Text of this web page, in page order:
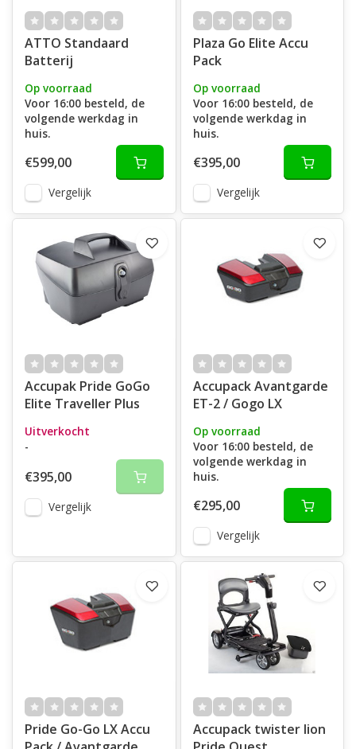
ATTO Standaard
Batterij
Op voorraad
Voor 16:00 besteld, de
volgende werkdag in
huis.
€599,00
Vergelijk
Plaza Go Elite Accu
Pack
Op voorraad
Voor 16:00 besteld, de
volgende werkdag in
huis.
€395,00
Vergelijk
Accupak Pride GoGo
Elite Traveller Plus
Uitverkocht
-
€395,00
Vergelijk
Accupack Avantgarde
ET-2 / Gogo LX
Op voorraad
Voor 16:00 besteld, de
volgende werkdag in
huis.
€295,00
Vergelijk
Pride Go-Go LX Accu
Accupack twister lion